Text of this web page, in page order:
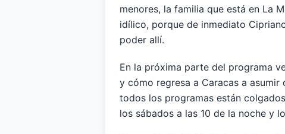
menores, la familia que está en La
idílico, porque de inmediato
poder allí.
En la próxima parte del programa
y cómo regresa a Caracas a asumir
todos los programas están
los sábados a las 10 de la noche y